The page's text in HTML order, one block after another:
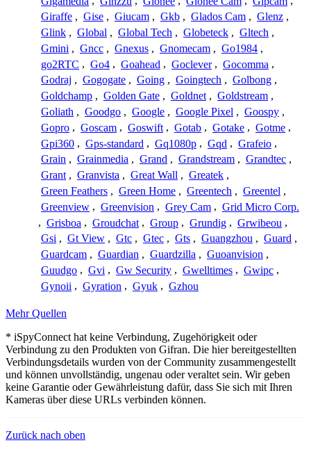
Giraffe , Gise , Giucam , Gkb , Glados Cam , Glenz ,
Glink , Global , Global Tech , Globeteck , Gltech ,
Gmini , Gncc , Gnexus , Gnomecam , Go1984 ,
go2RTC , Go4 , Goahead , Goclever , Gocomma ,
Godraj , Gogogate , Going , Goingtech , Golbong ,
Goldchamp , Golden Gate , Goldnet , Goldstream ,
Goliath , Goodgo , Google , Google Pixel , Goospy ,
Gopro , Goscam , Goswift , Gotab , Gotake , Gotme ,
Gpi360 , Gps-standard , Gq1080p , Gqd , Grafeio ,
Grain , Grainmedia , Grand , Grandstream , Grandtec ,
Grant , Granvista , Great Wall , Greatek ,
Green Feathers , Green Home , Greentech , Greentel ,
Greenview , Greenvision , Grey Cam , Grid Micro Corp.
, Grisboa , Groudchat , Group , Grundig , Grwibeou ,
Gsi , Gt View , Gtc , Gtec , Gts , Guangzhou , Guard ,
Guardcam , Guardian , Guardzilla , Guoanvision ,
Guudgo , Gvi , Gw Security , Gwelltimes , Gwipc ,
Gynoii , Gyration , Gyuk , Gzhou
Mehr Quellen
* iSpyConnect hat keine Verbindung, Zugehörigkeit oder
Verbindung zu den Produkten von Gifran. Die hier bereitgestellten
Verbindungsdetails wurden von der Community zusammengestellt
und können unvollständig, ungenau oder veraltet sein. Wir geben
keine Garantie oder Gewährleistung dafür, dass Sie sich mit Ihren
Kameras über diese URLs verbinden können.
Zurück nach oben